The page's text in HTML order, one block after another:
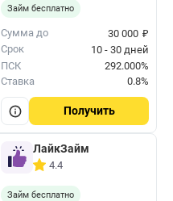
Займ бесплатно
Сумма до 30 000 ₽
Срок
10 - 30 дней
ПСК
292.000%
Ставка
0.8%
Получить
ЛайкЗайм
4.4
Займ бесплатно